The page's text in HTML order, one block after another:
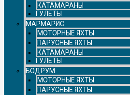
КАТАМАРАНЫ
ГУЛЕТЫ
МАРМАРИС
МОТОРНЫЕ ЯХТЫ
ПАРУСНЫЕ ЯХТЫ
КАТАМАРАНЫ
ГУЛЕТЫ
БОДРУМ
МОТОРНЫЕ ЯХТЫ
ПАРУСНЫЕ ЯХТЫ